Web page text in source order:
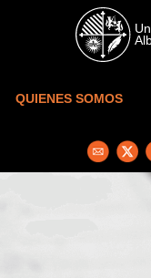
Skip to main content
QUIENES SOMOS